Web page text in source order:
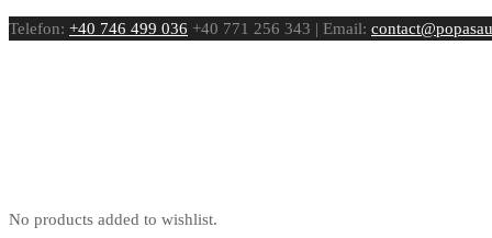
Telefon: +40 746 499 036 +40 771 256 343 | Email:
No products added to wishlist.